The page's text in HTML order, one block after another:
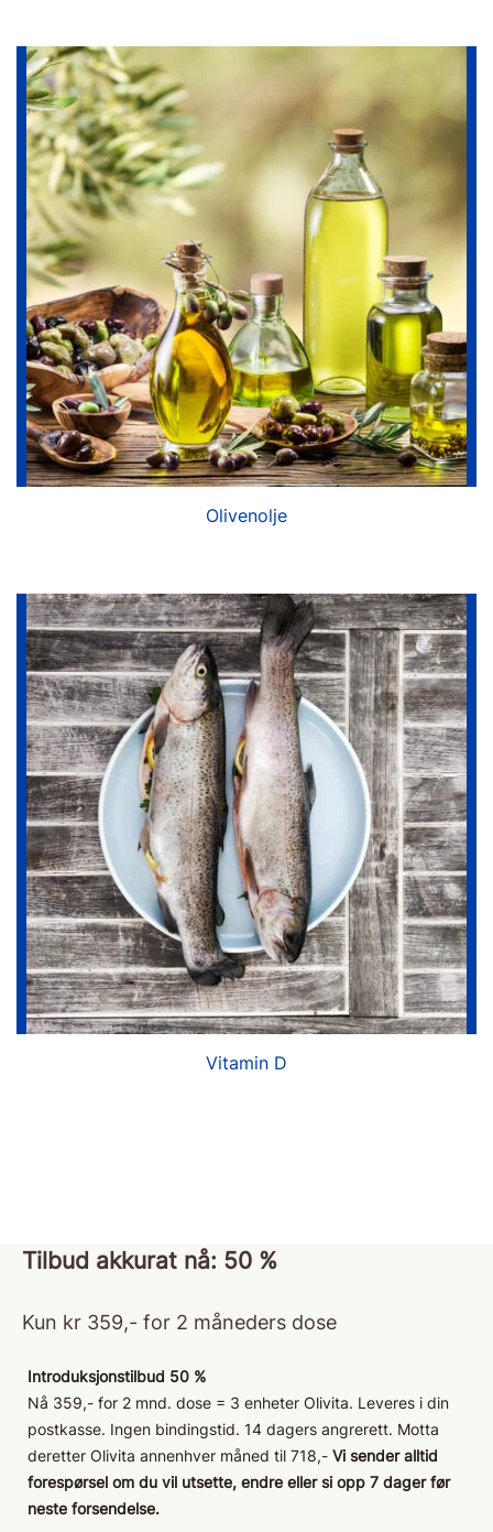
Olivenolje
Vitamin D
Tilbud akkurat nå: 50 %
Kun kr 359,- for 2 måneders dose
Introduksjonstilbud 50 %
Nå 359,- for 2 mnd. dose = 3 enheter Olivita. Leveres i din
postkasse. Ingen bindingstid. 14 dagers angrerett. Motta
deretter Olivita annenhver måned til 718,- Vi sender alltid
forespørsel om du vil utsette, endre eller si opp 7 dager før
neste forsendelse.